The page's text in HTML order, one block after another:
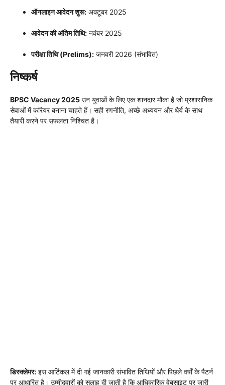
ऑनलाइन आवेदन शुरू: अक्टूबर 2025
आवेदन की अंतिम तिथि: नवंबर 2025
परीक्षा तिथि (Prelims): जनवरी 2026 (संभावित)
निष्कर्ष
BPSC Vacancy 2025 उन युवाओं के लिए एक शानदार मौका है जो प्रशासनिक
सेवाओं में करियर बनाना चाहते हैं। सही रणनीति, अच्छे अध्ययन और धैर्य के साथ
तैयारी करने पर सफलता निश्चित है।
डिस्क्लेमर: इस आर्टिकल में दी गई जानकारी संभावित तिथियों और पिछले वर्षों के पैटर्न
पर आधारित है। उम्मीदवारों को सलाह दी जाती है कि आधिकारिक वेबसाइट पर जारी